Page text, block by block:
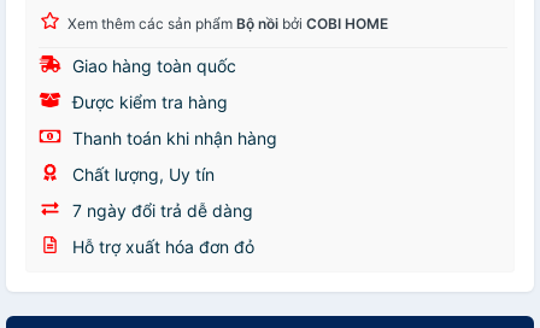
Xem thêm các sản phẩm Bộ nồi bởi COBI HOME
Giao hàng toàn quốc
Được kiểm tra hàng
Thanh toán khi nhận hàng
Chất lượng, Uy tín
7 ngày đổi trả dễ dàng
Hỗ trợ xuất hóa đơn đỏ